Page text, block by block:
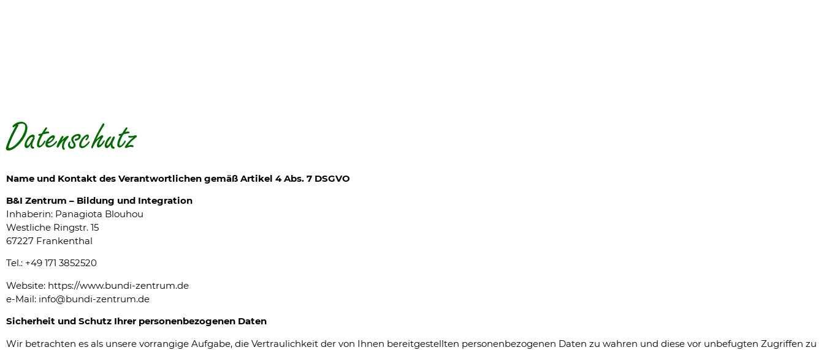
Datenschutz
Name und Kontakt des Verantwortlichen gemäß Artikel 4 Abs. 7 DSGVO
B&I Zentrum – Bildung und Integration
Inhaberin: Panagiota Blouhou
Westliche Ringstr. 15
67227 Frankenthal
Tel.: +49 171 3852520
Website: https://www.bundi-zentrum.de
e-Mail: info@bundi-zentrum.de
Sicherheit und Schutz Ihrer personenbezogenen Daten
Wir betrachten es als unsere vorrangige Aufgabe, die Vertraulichkeit der von Ihnen bereitgestellten personenbezogenen Daten zu wahren und diese vor unbefugten Zugriffen zu